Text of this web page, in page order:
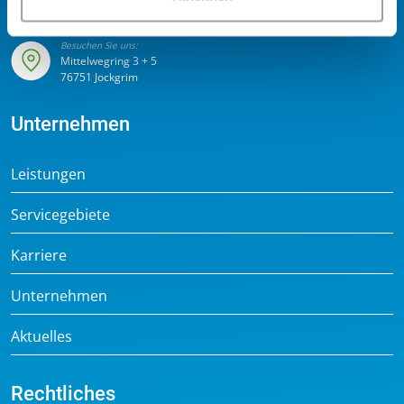
Besuchen Sie uns:
Mittelwegring 3 + 5
76751 Jockgrim
Unternehmen
Leistungen
Servicegebiete
Karriere
Unternehmen
Aktuelles
Rechtliches